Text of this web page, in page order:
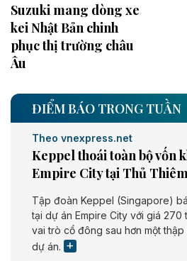
Suzuki mang dòng xe
kei Nhật Bản chinh
phục thị trường châu
Âu ​
ĐIỂM BÁO TRONG TUẦN
Theo vnexpress.net
Keppel thoái toàn bộ vốn
Empire City tại Thủ Thiêm
Tập đoàn Keppel (Singapore)
tại dự án Empire City với giá 270
vai trò cổ đông sau hơn một
dự án.